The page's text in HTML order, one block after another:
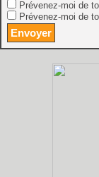
Prévenez-moi de
Prévenez-moi de